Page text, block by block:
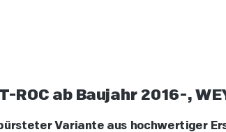
ROC ab Baujahr 2016-,
Variante aus hochwertiger